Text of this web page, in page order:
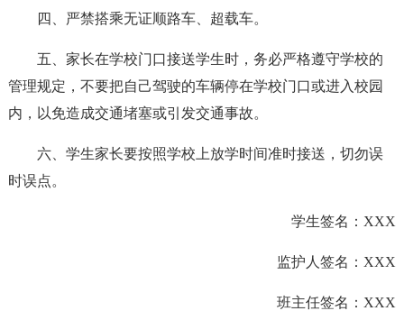
四、严禁搭乘无证顺路车、超载车。
五、家长在学校门口接送学生时，务必严格遵守学校的
管理规定，不要把自己驾驶的车辆停在学校门口或进入校园
内，以免造成交通堵塞或引发交通事故。
六、学生家长要按照学校上放学时间准时接送，切勿误
时误点。
学生签名：XXX
监护人签名：XXX
班主任签名：XXX